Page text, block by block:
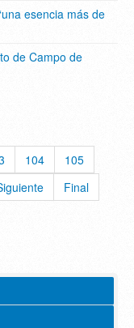
esencia más de
de Campo de
104
105
Final